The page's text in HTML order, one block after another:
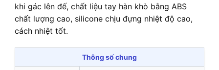
khi gác lên đế, chất liệu tay hàn khò bằng ABS
chất lượng cao, silicone chịu đựng nhiệt độ cao,
cách nhiệt tốt.
Thông số chung